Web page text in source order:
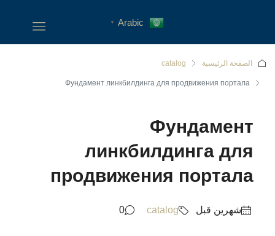
Arabic
▼
الصفحة الرئيسية catalog
Фундамент линкбилдинга для продвижения портала
Фундамент
линкбилдинга для
продвижения портала
‏شهرين قبل catalog
0